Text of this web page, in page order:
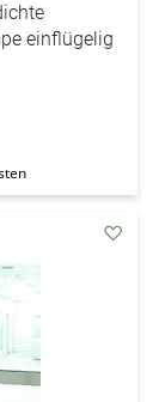
einflügelig